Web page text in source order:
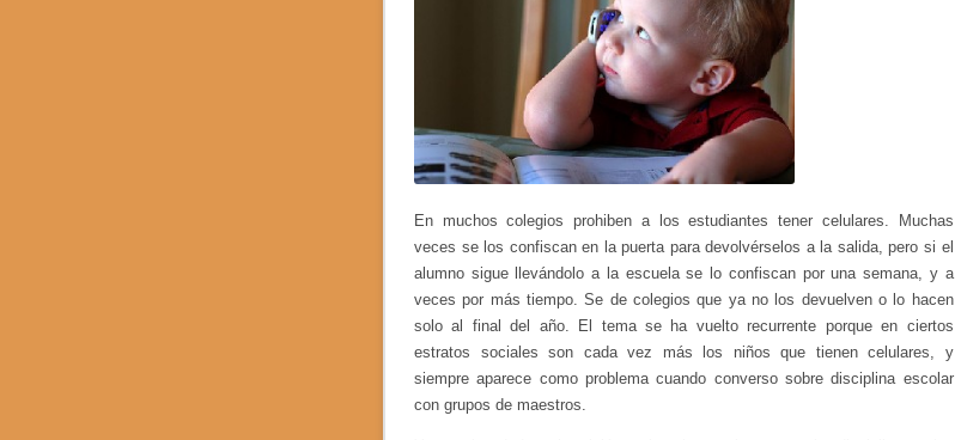
En muchos colegios prohiben a los estudiantes tener celulares. Muchas
veces se los confiscan en la puerta para devolvérselos a la salida, pero si el
alumno sigue llevándolo a la escuela se lo confiscan por una semana, y a
veces por más tiempo. Se de colegios que ya no los devuelven o lo hacen
solo al final del año. El tema se ha vuelto recurrente porque en ciertos
estratos sociales son cada vez más los niños que tienen celulares, y
siempre aparece como problema cuando converso sobre disciplina escolar
con grupos de maestros.